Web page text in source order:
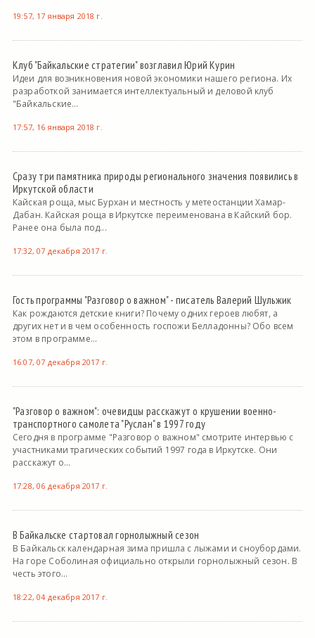
19:57, 17 января 2018 г.
Клуб "Байкальские стратегии" возглавил Юрий Курин
Идеи для возникновения новой экономики нашего региона. Их
разработкой занимается интеллектуальный и деловой клуб
"Байкальские...
17:57, 16 января 2018 г.
Сразу три памятника природы регионального значения появились в
Иркутской области
Кайская роща, мыс Бурхан и местность у метеостанции Хамар-
Дабан. Кайская роща в Иркутске переименована в Кайский бор.
Ранее она была под...
17:32, 07 декабря 2017 г.
Гость программы "Разговор о важном" - писатель Валерий Шульжик
Как рождаются детские книги? Почему одних героев любят, а
других нет и в чем особенность госпожи Белладонны? Обо всем
этом в программе...
16:07, 07 декабря 2017 г.
"Разговор о важном": очевидцы расскажут о крушении военно-
транспортного самолета "Руслан" в 1997 году
Сегодня в программе "Разговор о важном" смотрите интервью с
участниками трагических событий 1997 года в Иркутске. Они
расскажут о...
17:28, 06 декабря 2017 г.
В Байкальске стартовал горнолыжный сезон
В Байкальск календарная зима пришла с лыжами и сноубордами.
На горе Соболиная официально открыли горнолыжный сезон. В
честь этого...
18:22, 04 декабря 2017 г.